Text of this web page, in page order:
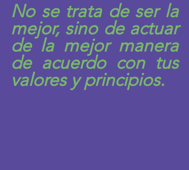
No se trata de ser la
mejor, sino de actuar
de la mejor manera
de acuerdo con tus
valores y principios.